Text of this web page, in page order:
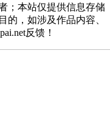
；本站仅提供信息存储
的，如涉及作品内容、
反馈！